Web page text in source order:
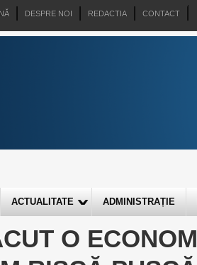
DESPRE NOI REDACTIA CONTACT
ACTUALITATE ADMINISTRAȚIE
O